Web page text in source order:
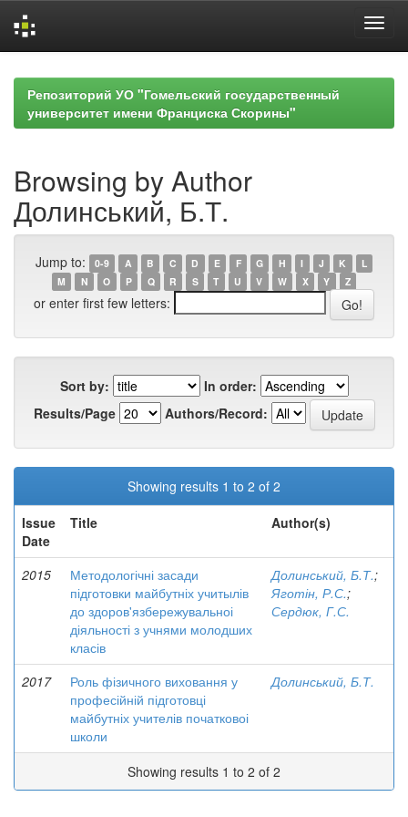
navigationРепозиторий УО "Гомельский государственный
университет имени Франциска Скорины"
Browsing by Author
Долинський, Б.Т.
Jump to: 0-9 A B C D E F G H I J K
L
M
N O P Q R S T U V W X Y Z
or enter first few letters:
Sort by:
In order:
Results/Page
Authors/Record:
Showing results 1 to 2 of 2
Issue
Date
Title Author(s)
2015
Методологічні засади
підготовки майбутніх учитылів
до здоров'язбережувальноі
діяльності з учнями молодших
класів
Долинський, Б.Т.;
Яготін, Р.С.;
Сердюк, Г.С.
2017
Роль фізичного виховання у
професійній підготовці
майбутніх учителів початковоі
школи
Долинський, Б.Т.
Showing results 1 to 2 of 2